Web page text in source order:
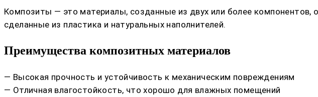
Композиты — это материалы, созданные из двух или более
сделанные из пластика и натуральных наполнителей.
Преимущества композитных материалов
— Высокая прочность и устойчивость к механическим повреждениям
— Отличная влагостойкость, что хорошо для влажных помещений